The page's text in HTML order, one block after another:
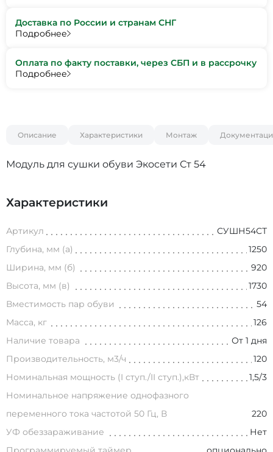
Доставка по России и странам СНГ
Подробнее
Оплата по факту поставки, через СБП и в рассрочку
Подробнее
Описание Характеристики Монтаж
Модуль для сушки обуви Экосети Ст 54
Характеристики
Артикул
СУШН54СТ
Глубина, мм (а)
1250
Ширина, мм (б)
920
Высота, мм (в)
1730
Вместимость пар обуви
54
Масса, кг
126
Наличие товара
От 1 дня
Производительность, м3/ч
120
Номинальная мощность (I ступ./II ступ.),кВт
1,5/3
Номинальное напряжение однофазного
переменного тока частотой 50 Гц, В
220
УФ обеззараживание
Нет